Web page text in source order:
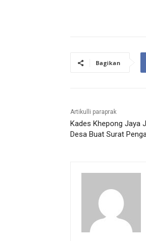
Bagikan
Artikulli paraprak
Kades Khepong Jaya
Desa Buat Surat